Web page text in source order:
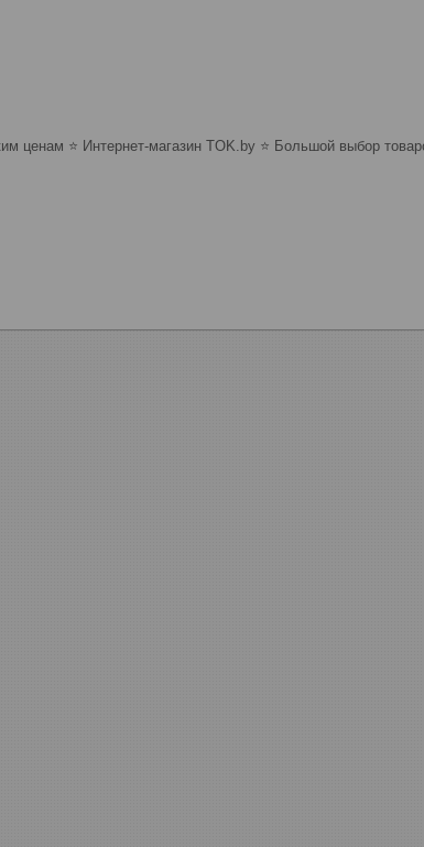
ценам ⭐️ Интернет-магазин TOK.by ⭐️ Большой выбор